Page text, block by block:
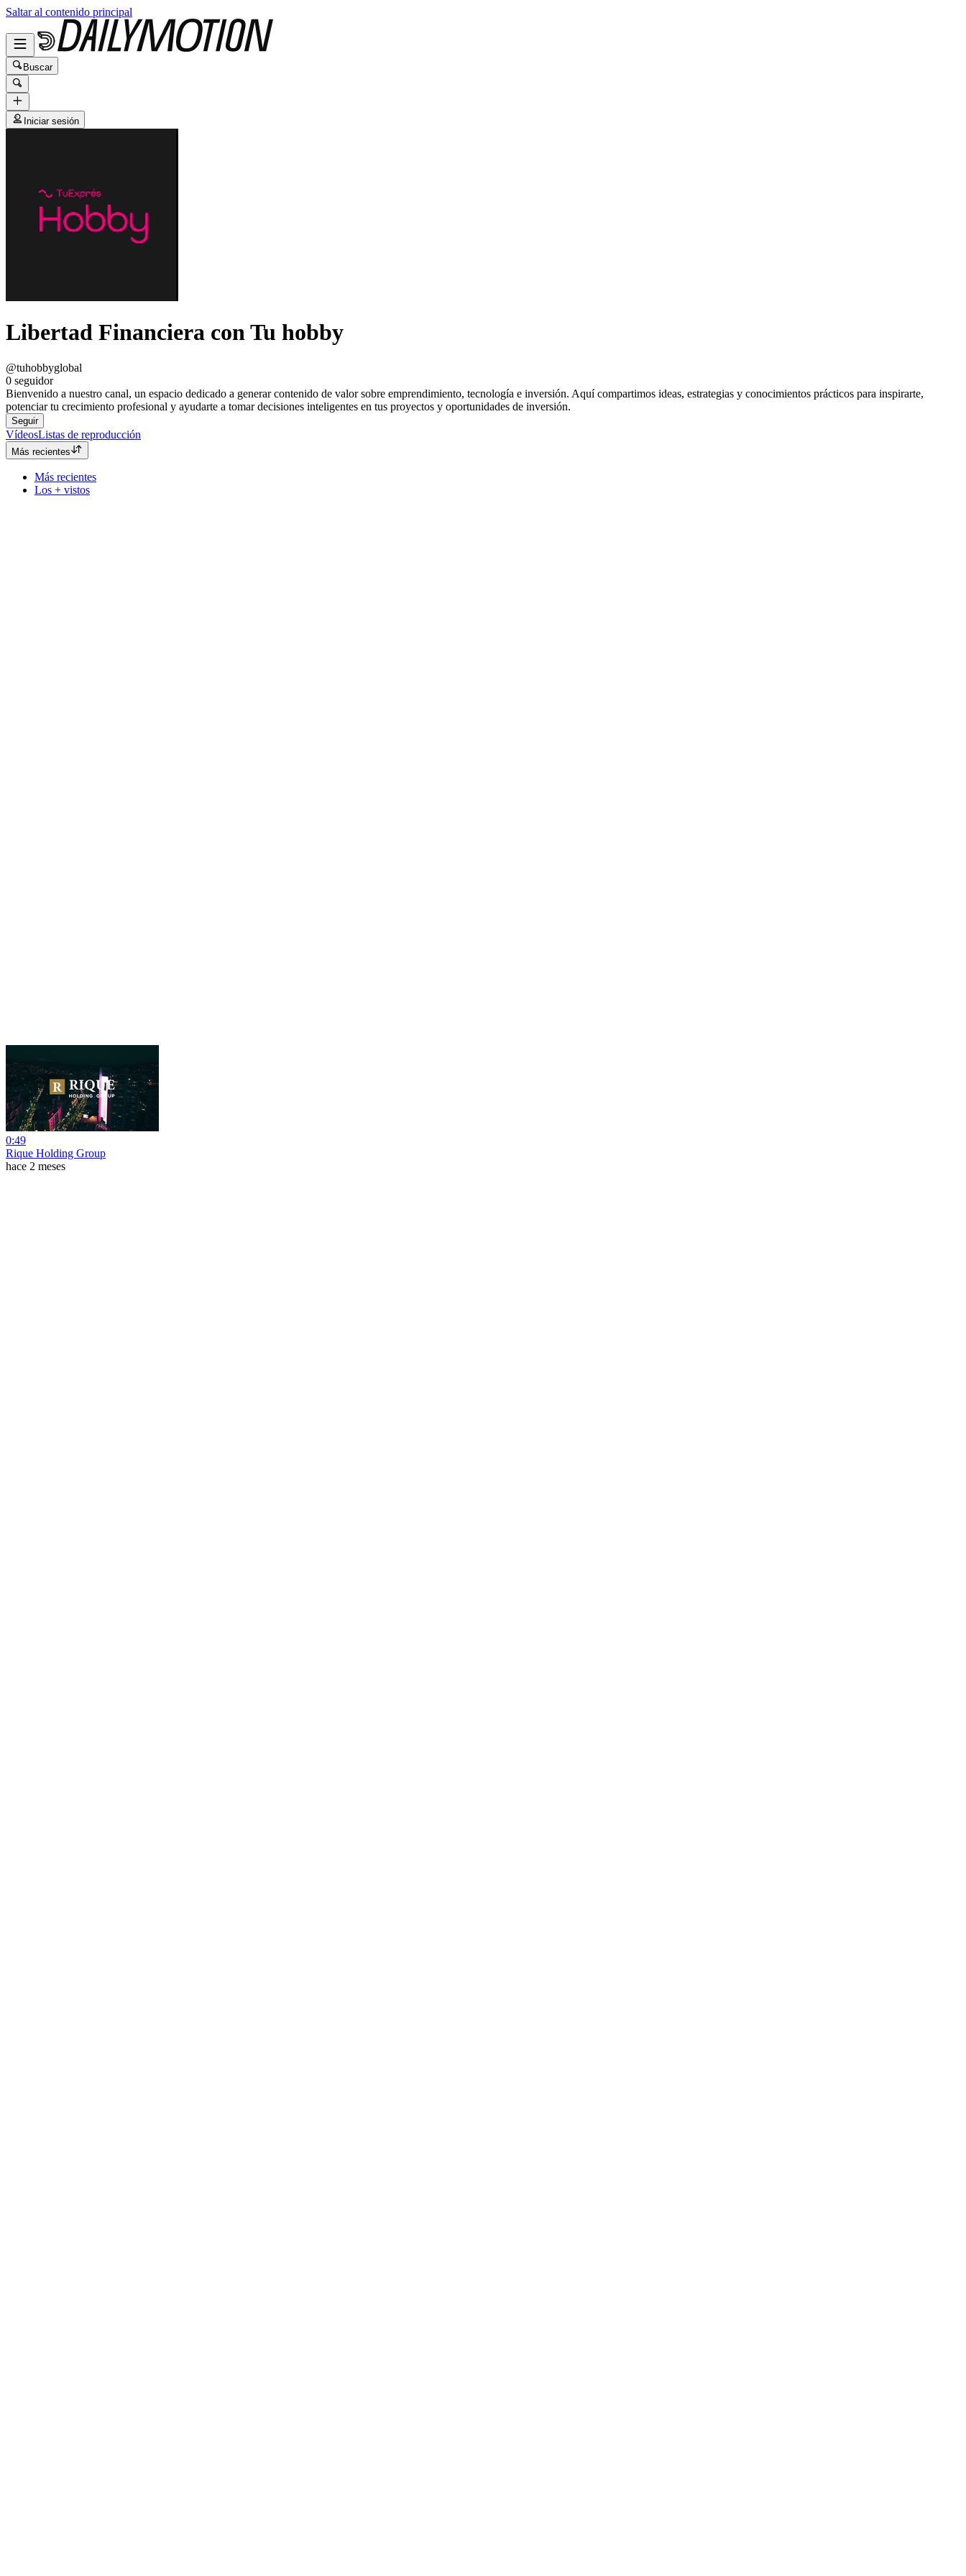
Saltar al contenido principal
Buscar
Iniciar sesión
Libertad Financiera con Tu hobby
@tuhobbyglobal
0 seguidor
Bienvenido a nuestro canal, un espacio dedicado a generar contenido de valor sobre emprendimiento, tecnología e inversión. Aquí compartimos ideas, estrategias y conocimientos prácticos para inspirarte,
potenciar tu crecimiento profesional y ayudarte a tomar decisiones inteligentes en tus proyectos y oportunidades de inversión.
Seguir
VídeosListas de reproducción
Más recientes
Más recientes
Los + vistos
0:49
Rique Holding Group
hace 2 meses